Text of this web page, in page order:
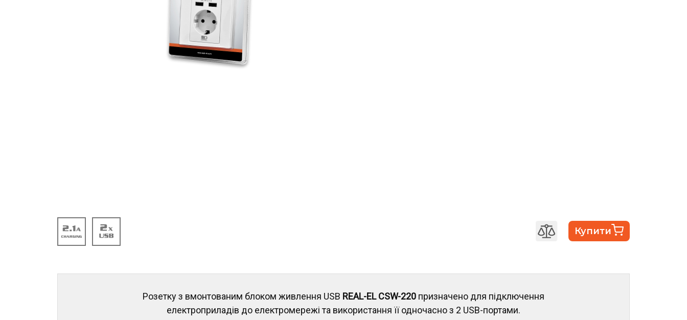
Купити
Розетку з вмонтованим блоком живлення USB REAL-EL CSW-220 призначено для підключення
електроприладів до електромережі та використання її одночасно з 2 USB-портами.